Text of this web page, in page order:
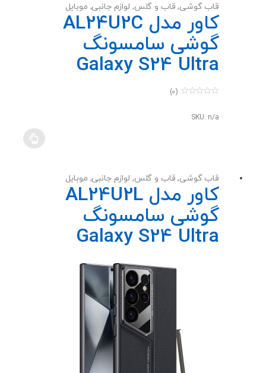
قاب گوشی, قاب و گلس, لوازم جانبی, موبایل
کاور مدل AL24U2C
گوشی سامسونگ
Galaxy S24 Ultra
u
(0)
SKU: n/a
قاب گوشی, قاب و گلس, لوازم جانبی, موبایل
کاور مدل AL24U2L
گوشی سامسونگ
Galaxy S24 Ultra